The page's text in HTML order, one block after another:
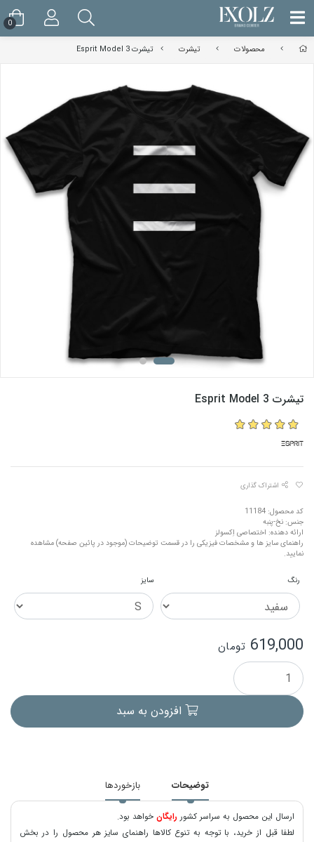
محصولات تیشرت تیشرت Esprit Model 3
تیشرت Esprit Model 3
اشتراک گذاری
کد محصول: 11184
جنس: نخ-پنبه
ارائه دهنده: اختصاصی اِکسولز
راهنمای سایز ها و مشخصات فیزیکی را در قسمت توضیحات (موجود در پائین صفحه) مشاهده
نمایید.
رنگ سایز
619,000 تومان
افزودن به سبد
توضیحات بازخوردها
ارسال این محصول به سراسر کشور رایگانخواهد بود.
لطفا قبل از خرید، با توجه به تنوع کالاها راهنمای سایز هر محصول را در بخش
0